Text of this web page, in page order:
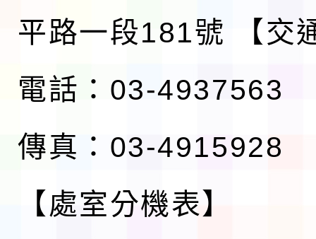
平路一段181號
【交
電話：03-4937563
傳真：03-4915928
【處室分機表】